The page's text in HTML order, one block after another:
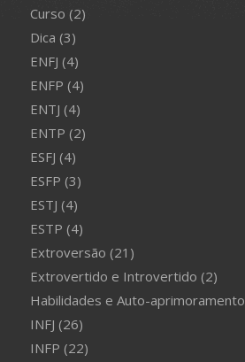
Curso (2)
Dica (3)
ENFJ (4)
ENFP (4)
ENTJ (4)
ENTP (2)
ESFJ (4)
ESFP (3)
ESTJ (4)
ESTP (4)
Extroversão (21)
Extrovertido e Introvertido (2)
Habilidades e Auto-aprimoramento
INFJ (26)
INFP (22)